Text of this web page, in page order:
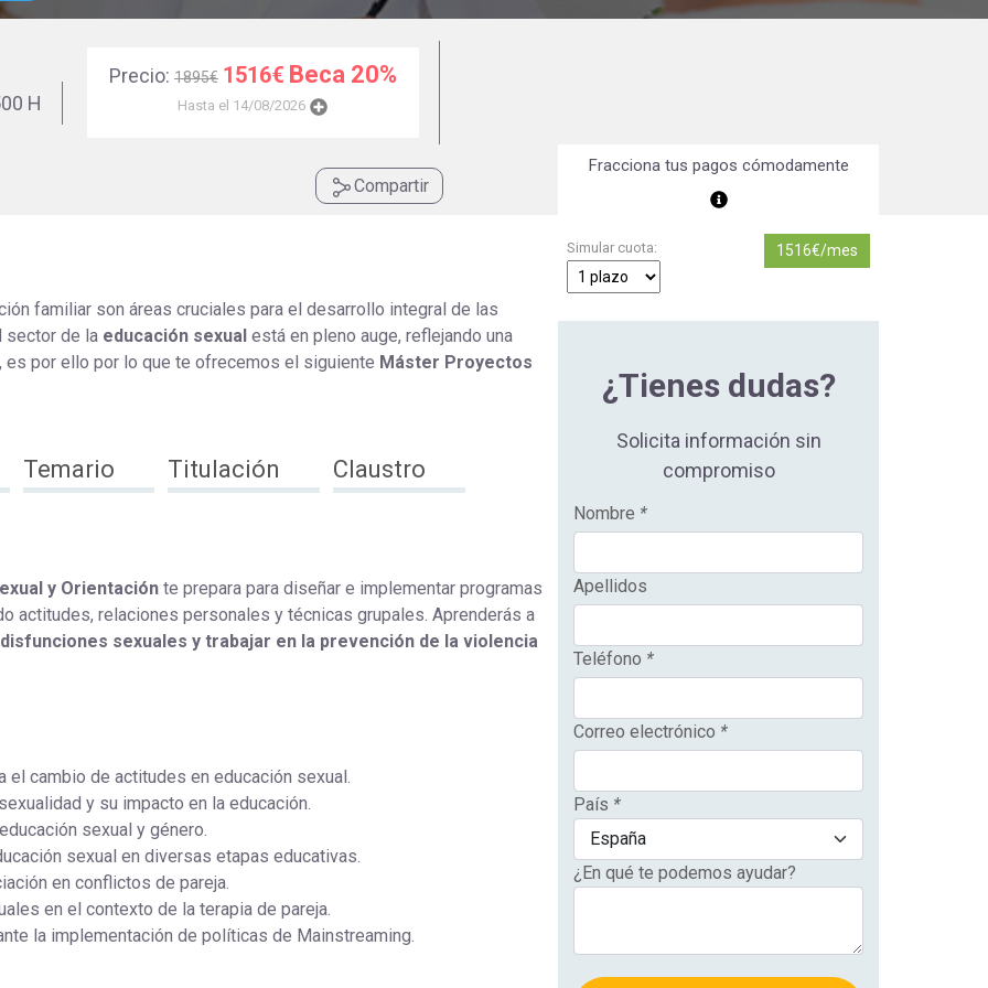
Universitaria
Masteres Educación
Cursos Formación
Profesorado
Másteres Oficiales
Masters Profesionales
Orientación Laboral
H
Precio: 1895€ 1516€ Beca 20%
Hasta el 14/08/2026
Compartir
familiar son áreas cruciales para el desarrollo integral de las
sector de la educación sexual está en pleno auge, reflejando una
por ello por lo que te ofrecemos el siguiente Máster Proyectos
y Orientación te prepara para diseñar e implementar programas
actitudes, relaciones personales y técnicas grupales. Aprenderás a
sexuales y trabajar en la prevención de la violencia
cambio de actitudes en educación sexual.
y su impacto en la educación.
sexual y género.
sexual en diversas etapas educativas.
en conflictos de pareja.
en el contexto de la terapia de pareja.
la implementación de políticas de Mainstreaming.
Temario Titulación Claustro
Fracciona tus pagos cómodamente
Simular cuota: 1516€/mes
¿Tienes dudas?
Solicita información sin
compromiso
Nombre *
Apellidos
Teléfono *
Correo electrónico *
País *
¿En qué te podemos ayudar?